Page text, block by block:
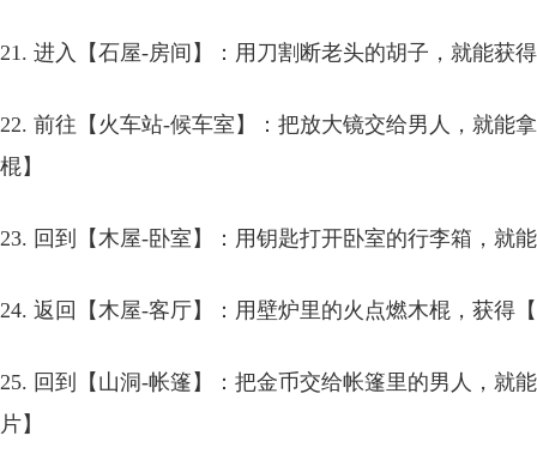
21. 进入【石屋-房间】：用刀割断老头的胡子，就能获
22. 前往【火车站-候车室】：把放大镜交给男人，就能
棍】
23. 回到【木屋-卧室】：用钥匙打开卧室的行李箱，就
24. 返回【木屋-客厅】：用壁炉里的火点燃木棍，获得
25. 回到【山洞-帐篷】：把金币交给帐篷里的男人，就
片】